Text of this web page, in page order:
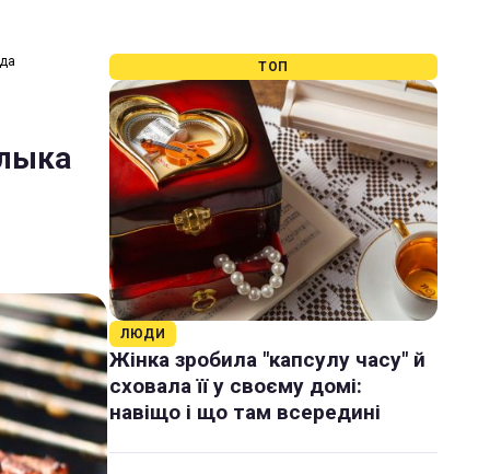
ТОП
ЛЮДИ
Жінка зробила "капсулу часу" й
сховала її у своєму домі:
навіщо і що там всередині